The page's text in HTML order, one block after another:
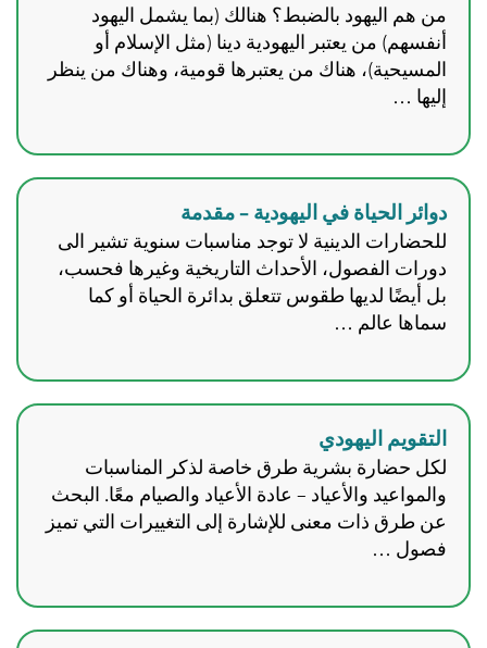
من هم اليهود بالضبط؟ هنالك (بما يشمل اليهود
أنفسهم) من يعتبر اليهودية دينا (مثل الإسلام أو
المسيحية)، هناك من يعتبرها قومية، وهناك من ينظر
إليها …
دوائر الحياة في اليهودية – مقدمة
للحضارات الدينية لا توجد مناسبات سنوية تشير الى
دورات الفصول، الأحداث التاريخية وغيرها فحسب،
بل أيضًا لديها طقوس تتعلق بدائرة الحياة أو كما
سماها عالم …
التقويم اليهودي
لكل حضارة بشرية طرق خاصة لذكر المناسبات
والمواعيد والأعياد – عادة الأعياد والصيام معًا. البحث
عن طرق ذات معنى للإشارة إلى التغييرات التي تميز
فصول …